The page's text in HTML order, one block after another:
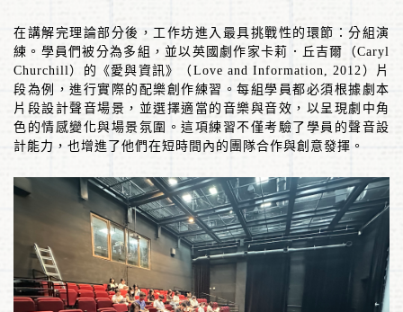
在講解完理論部分後，工作坊進入最具挑戰性的環節：分組演
練。學員們被分為多組，並以英國劇作家卡莉．丘吉爾（Caryl
Churchill）的《愛與資訊》（Love and Information, 2012 ）片
段為例，進行實際的配樂創作練習。每組學員都必須根據劇本
片段設計聲音場景，並選擇適當的音樂與音效，以呈現劇中角
色的情感變化與場景氛圍。這項練習不僅考驗了學員的聲音設
計能力，也增進了他們在短時間內的團隊合作與創意發揮。